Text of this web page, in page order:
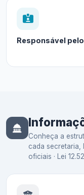
Responsável pelo
Conheça a
cada secretaria,
oficiais · Lei